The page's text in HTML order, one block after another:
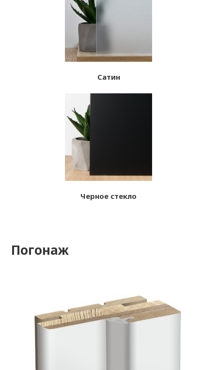
Сатин
Черное стекло
Погонаж